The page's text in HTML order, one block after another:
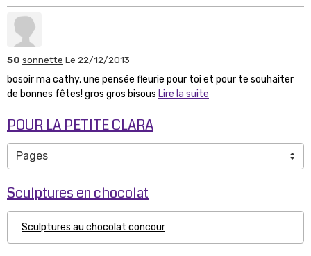
50 sonnette Le 22/12/2013
bosoir ma cathy, une pensée fleurie pour toi et pour te souhaiter
de bonnes fêtes! gros gros bisous Lire la suite
POUR LA PETITE CLARA
Sculptures en chocolat
Sculptures au chocolat concour